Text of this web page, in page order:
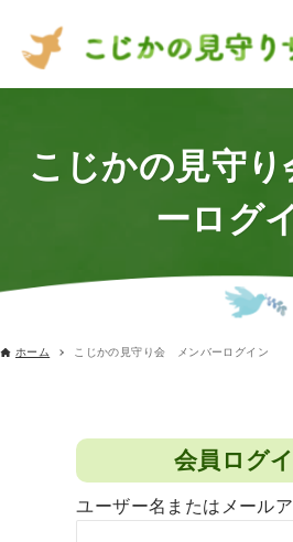
こじかの見守
ーログ
ホーム こじかの見守り会 メンバーログイン
会員ログ
ユーザー名またはメール